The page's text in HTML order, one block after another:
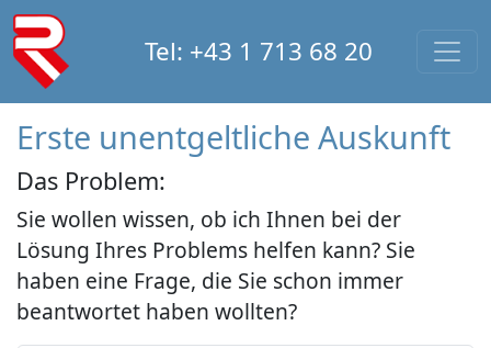
Tel: +43 1 713 68 20
Erste unentgeltliche Auskunft
Das Problem:
Sie wollen wissen, ob ich Ihnen bei der
Lösung Ihres Problems helfen kann? Sie
haben eine Frage, die Sie schon immer
beantwortet haben wollten?